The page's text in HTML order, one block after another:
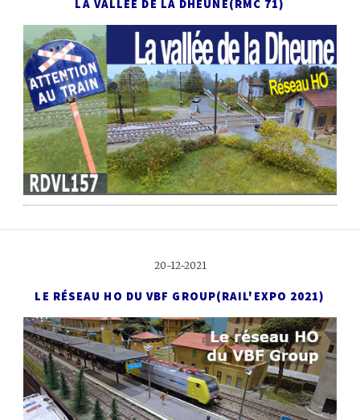
LA VALLÉE DE LA DHEUNE(RMC 71)
20-12-2021
LE RÉSEAU HO DU VBF GROUP(RAIL'EXPO 2021)